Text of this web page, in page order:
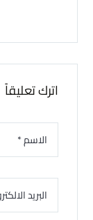
اترك تعليقاً